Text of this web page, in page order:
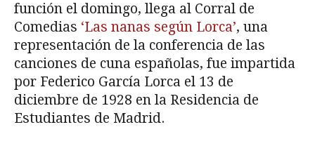
función el domingo, llega al Corral de
Comedias ‘Las nanas según Lorca’, una
representación de la conferencia de las
canciones de cuna españolas, fue impartida
por Federico García Lorca el 13 de
diciembre de 1928 en la Residencia de
Estudiantes de Madrid.